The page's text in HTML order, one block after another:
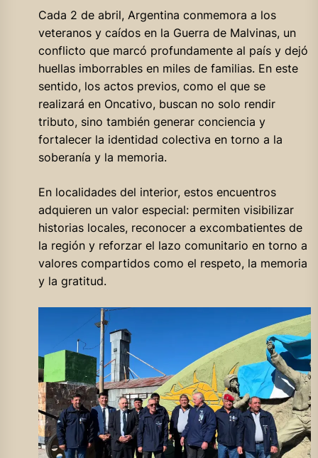
Cada 2 de abril, Argentina conmemora a los
veteranos y caídos en la Guerra de Malvinas, un
conflicto que marcó profundamente al país y dejó
huellas imborrables en miles de familias. En este
sentido, los actos previos, como el que se
realizará en Oncativo, buscan no solo rendir
tributo, sino también generar conciencia y
fortalecer la identidad colectiva en torno a la
soberanía y la memoria.
En localidades del interior, estos encuentros
adquieren un valor especial: permiten visibilizar
historias locales, reconocer a excombatientes de
la región y reforzar el lazo comunitario en torno a
valores compartidos como el respeto, la memoria
y la gratitud.